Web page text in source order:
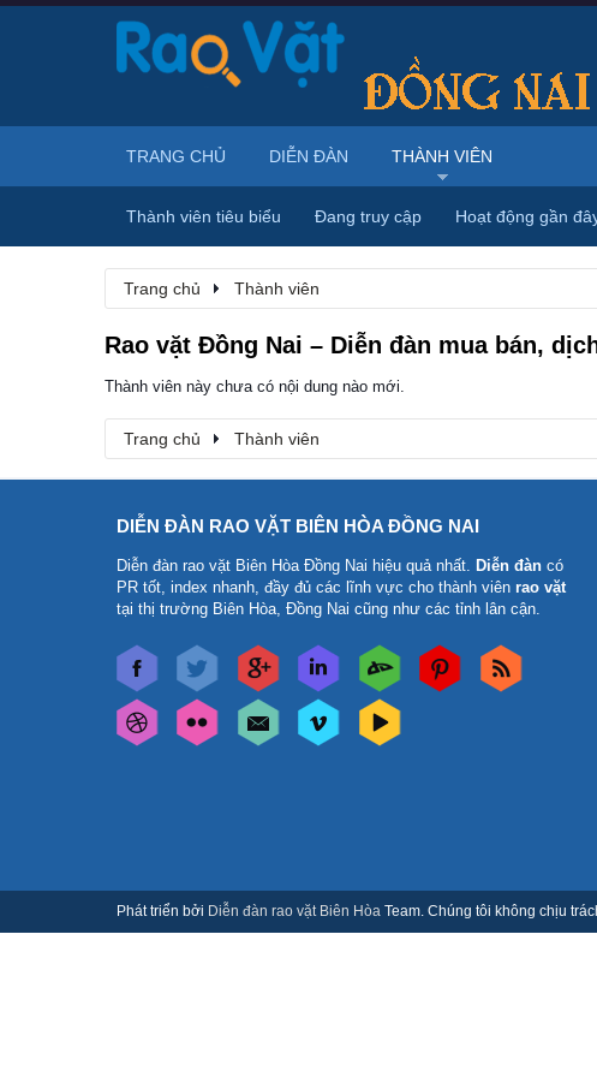
Trang chủ Thành viên
Rao vặt Đồng Nai – Diễn đàn mua bán,
Thành viên này chưa có nội dung nào mới.
Trang chủ Thành viên
TRANG CHỦ DIỄN ĐÀN THÀNH VIÊN
Thành viên tiêu biểu Đang truy cập Hoạt động gần
DIỄN ĐÀN RAO VẶT BIÊN HÒA ĐỒNG NAI
Diễn đàn rao vặt Biên Hòa Đồng Nai hiệu quả nhất. Diễn đàn có
PR tốt, index nhanh, đầy đủ các lĩnh vực cho thành viên rao vặt
tại thị trường Biên Hòa, Đồng Nai cũng như các tỉnh lân cận.
Phát triển bởi Diễn đàn rao vặt Biên Hòa Team. Chúng tôi không chịu